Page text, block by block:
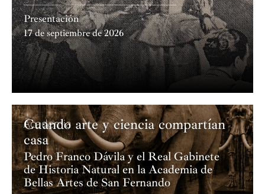
Presentación
17 de septiembre de 2026
Academia
Cuando arte y ciencia compartían
casa
Pedro Franco Dávila y el Real Gabinete
de Historia Natural en la Academia de
Bellas Artes de San Fernando